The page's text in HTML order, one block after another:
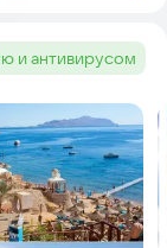
и антивирусом